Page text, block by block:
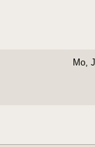
Mo,